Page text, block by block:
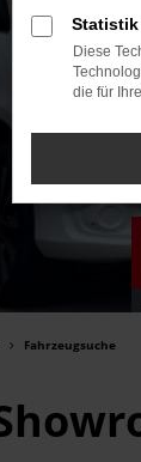
Fahrzeugsuche
Diese
die für